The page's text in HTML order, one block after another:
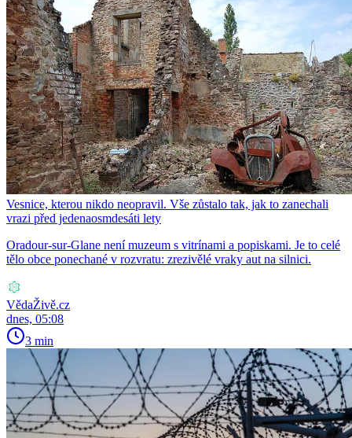
Vesnice, kterou nikdo neopravil. Vše zůstalo tak, jak to zanechali
vrazi před jedenaosmdesáti lety
Oradour-sur-Glane není muzeum s vitrínami a popiskami. Je to celé
tělo obce ponechané v rozvratu: zrezivělé vraky aut na silnici.
VědaŽivě.cz
dnes, 05:08
3 min